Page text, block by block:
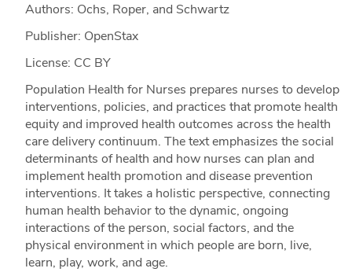
Authors: Ochs, Roper, and Schwartz
Publisher: OpenStax
License: CC BY
Population Health for Nurses prepares nurses to develop
interventions, policies, and practices that promote health
equity and improved health outcomes across the health
care delivery continuum. The text emphasizes the social
determinants of health and how nurses can plan and
implement health promotion and disease prevention
interventions. It takes a holistic perspective, connecting
human health behavior to the dynamic, ongoing
interactions of the person, social factors, and the
physical environment in which people are born, live,
learn, play, work, and age.